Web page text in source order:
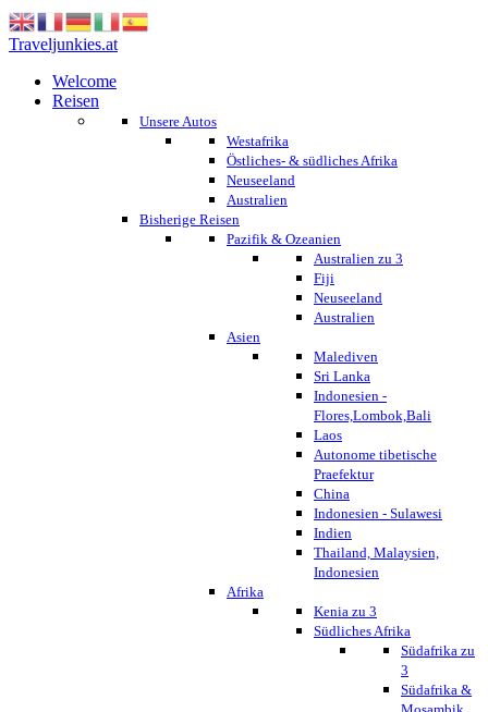
Traveljunkies.at
Welcome
Reisen
Unsere Autos
Westafrika
Östliches- & südliches Afrika
Neuseeland
Australien
Bisherige Reisen
Pazifik & Ozeanien
Australien zu 3
Fiji
Neuseeland
Australien
Asien
Malediven
Sri Lanka
Indonesien -
Flores,Lombok,Bali
Laos
Autonome tibetische
Praefektur
China
Indonesien - Sulawesi
Indien
Thailand, Malaysien,
Indonesien
Afrika
Kenia zu 3
Südliches Afrika
Südafrika zu
3
Südafrika &